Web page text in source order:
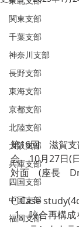
関東支部
千葉支部
神奈川支部
長野支部
東海支部
京都支部
北陸支部
大阪支部
兵庫支部
四国支部
中国支部
福岡支部
第16回　滋賀
会　10月27日(
対面　(座長　
〇Case
咬合再構